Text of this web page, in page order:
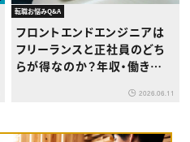
転職お悩みQ&A
フロントエンドエンジニアは
フリーランスと正社員のどち
らが得なのか？年収・働き方・
2026.06.11